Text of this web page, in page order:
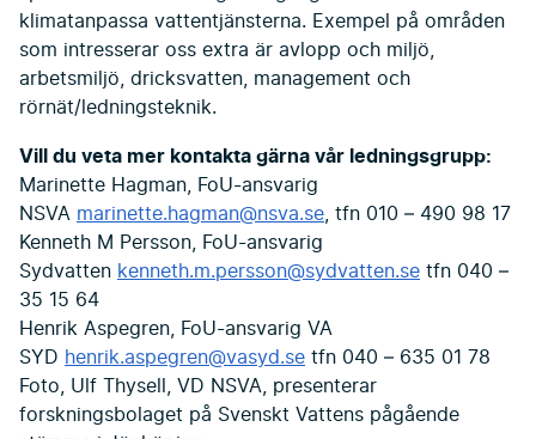
klimatanpassa vattentjänsterna. Exempel på områden
som intresserar oss extra är avlopp och miljö,
arbetsmiljö, dricksvatten, management och
rörnät/ledningsteknik.
Vill du veta mer kontakta gärna vår ledningsgrupp:
Marinette Hagman, FoU-ansvarig
NSVA marinette.hagman@nsva.se , tfn 010 – 490 98 17
Kenneth M Persson, FoU-ansvarig
Sydvatten kenneth.m.persson@sydvatten.se tfn 040 –
35 15 64
Henrik Aspegren, FoU-ansvarig VA
SYD henrik.aspegren@vasyd.se tfn 040 – 635 01 78
Foto, Ulf Thysell, VD NSVA, presenterar
forskningsbolaget på Svenskt Vattens pågående